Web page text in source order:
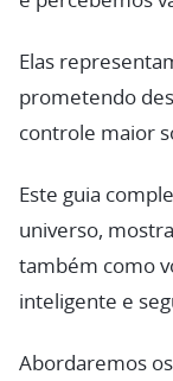
Elas
prometendo
controle maior
Este guia
universo,
também como
inteligente e
Abordaremos